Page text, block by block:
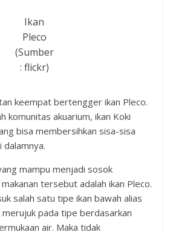
Ikan
Pleco
(Sumber
: flickr)
keempat bertengger ikan Pleco.
komunitas akuarium, ikan Koki
bisa membersihkan sisa-sisa
dalamnya.
mampu menjadi sosok
tersebut adalah ikan Pleco.
salah satu tipe ikan bawah alias
pada tipe berdasarkan
air. Maka tidak